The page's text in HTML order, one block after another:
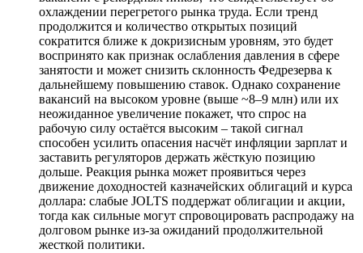
охлаждении перегретого рынка труда. Если тренд
продолжится и количество открытых позиций
сократится ближе к докризисным уровням, это будет
воспринято как признак ослабления давления в сфере
занятости и может снизить склонность Федрезерва к
дальнейшему повышению ставок. Однако сохранение
вакансий на высоком уровне (выше ~8–9 млн) или их
неожиданное увеличение покажет, что спрос на
рабочую силу остаётся высоким – такой сигнал
способен усилить опасения насчёт инфляции зарплат и
заставить регуляторов держать жёсткую позицию
дольше. Реакция рынка может проявиться через
движение доходностей казначейских облигаций и курса
доллара: слабые JOLTS поддержат облигации и акции,
тогда как сильные могут спровоцировать распродажу на
долговом рынке из-за ожиданий продолжительной
жесткой политики.